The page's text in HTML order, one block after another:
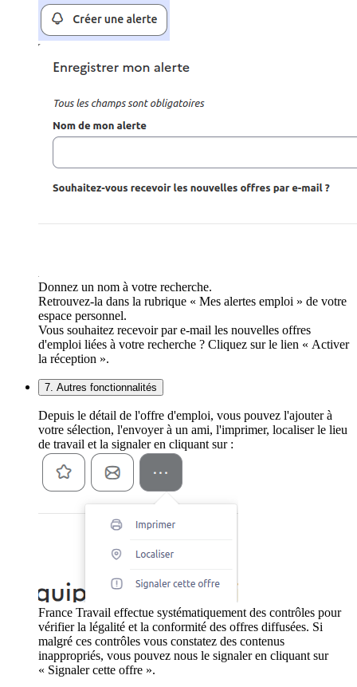
Donnez un nom à votre recherche.
Retrouvez-la dans la rubrique « Mes alertes emploi » de votre
espace personnel.
Vous souhaitez recevoir par e-mail les nouvelles offres
d'emploi liées à votre recherche ? Cliquez sur le lien « Activer
la réception ».
7. Autres fonctionnalités
Depuis le détail de l'offre d'emploi, vous pouvez l'ajouter à
votre sélection, l'envoyer à un ami, l'imprimer, localiser le lieu
de travail et la signaler en cliquant sur :
France Travail effectue systématiquement des contrôles pour
vérifier la légalité et la conformité des offres diffusées. Si
malgré ces contrôles vous constatez des contenus
inappropriés, vous pouvez nous le signaler en cliquant sur
« Signaler cette offre ».